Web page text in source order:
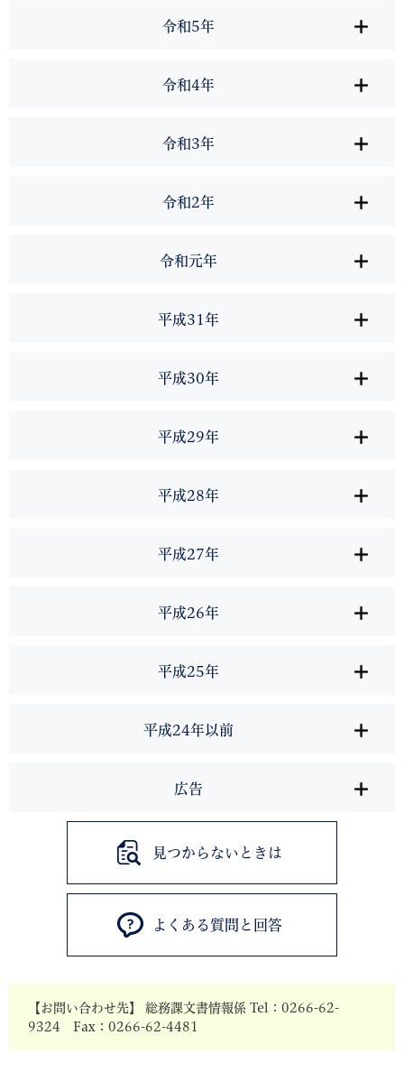
令和5年
令和4年
令和3年
令和2年
令和元年
平成31年
平成30年
平成29年
平成28年
平成27年
平成26年
平成25年
平成24年以前
広告
見つからないときは
よくある質問と回答
【お問い合わせ先】 総務課文書情報係 Tel：0266-62-
9324 Fax：0266-62-4481